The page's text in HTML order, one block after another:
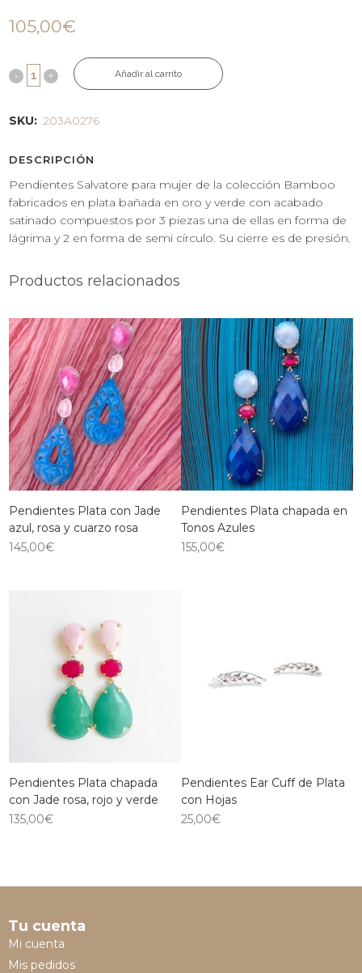
105,00€
Añadir al carrito
SKU: 203A0276
DESCRIPCIÓN
Pendientes Salvatore para mujer de la colección Bamboo
fabricados en plata bañada en oro y verde con acabado
satinado compuestos por 3 piezas una de ellas en forma de
lágrima y 2 en forma de semi círculo. Su cierre es de presión.
Productos relacionados
Pendientes Plata con Jade
azul, rosa y cuarzo rosa
145,00€
Pendientes Plata chapada en
Tonos Azules
155,00€
Pendientes Plata chapada
con Jade rosa, rojo y verde
135,00€
Pendientes Ear Cuff de Plata
con Hojas
25,00€
Tu cuenta
Mi cuenta
Mis pedidos